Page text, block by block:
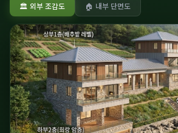
🏛 외부 조감도 🏠 내부 단면도